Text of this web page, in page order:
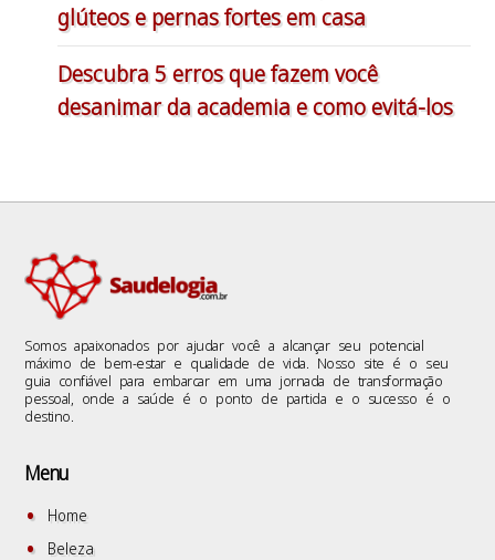
glúteos e pernas fortes em casa
Descubra 5 erros que fazem você
desanimar da academia e como evitá-los
Somos apaixonados por ajudar você a alcançar seu potencial
máximo de bem-estar e qualidade de vida. Nosso site é o seu
guia confiável para embarcar em uma jornada de transformação
pessoal, onde a saúde é o ponto de partida e o sucesso é o
destino.
Menu
Home
Beleza